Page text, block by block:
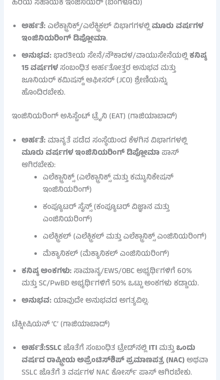
ಹಿರಿಯ ಸಹಾಯಕ ಇಂಜಿನಿಯರ್ (ಬೆಂಗಳೂರು)
ಅರ್ಹತೆ:ಎಲೆಕ್ಟ್ರಾನಿಕ್ಸ್/ಎಲೆಕ್ಟ್ರಿಕಲ್ ವಿಭಾಗಗಳಲ್ಲಿಮೂರು ವರ್ಷಗಳ
ಇಂಜಿನಿಯರಿಂಗ್ ಡಿಪ್ಲೋಮಾ.
ಅನುಭವ:ಭಾರತೀಯ ಸೇನೆ/ನೌಕಾದಳ/ವಾಯುಸೇನೆಯಲ್ಲಿಕನಿಷ್ಠ
15 ವರ್ಷಗಳಸಂಬಂಧಿತ ಅರ್ಹತೋತ್ತರ ಅನುಭವ ಮತ್ತು
ಜೂನಿಯರ್ ಕಮಿಷನ್ಡ್ ಆಫೀಸರ್ (JCO) ಶ್ರೇಣಿಯನ್ನು
ಹೊಂದಿರಬೇಕು.
ಇಂಜಿನಿಯರಿಂಗ್ ಅಸಿಸ್ಟೆಂಟ್ ಟ್ರೈನಿ (EAT) (ಗಾಜಿಯಾಬಾದ್)
ಅರ್ಹತೆ:ಮಾನ್ಯತೆ ಪಡೆದ ಸಂಸ್ಥೆಯಿಂದ ಕೆಳಗಿನ ವಿಭಾಗಗಳಲ್ಲಿ
ಮೂರು ವರ್ಷಗಳ ಇಂಜಿನಿಯರಿಂಗ್ ಡಿಪ್ಲೋಮಾಪಾಸ್
ಆಗಿರಬೇಕು:
ಎಲೆಕ್ಟ್ರಾನಿಕ್ಸ್ (ಎಲೆಕ್ಟ್ರಾನಿಕ್ಸ್ ಮತ್ತು ಕಮ್ಯುನಿಕೇಷನ್
ಇಂಜಿನಿಯರಿಂಗ್)
ಕಂಪ್ಯೂಟರ್ ಸೈನ್ಸ್ (ಕಂಪ್ಯೂಟರ್ ವಿಜ್ಞಾನ ಮತ್ತು
ಎಂಜಿನಿಯರಿಂಗ್)
ಎಲೆಕ್ಟ್ರಿಕಲ್ (ಎಲೆಕ್ಟ್ರಿಕಲ್ ಮತ್ತು ಎಲೆಕ್ಟ್ರಾನಿಕ್ಸ್ ಎಂಜಿನಿಯರಿಂಗ್)
ಮೆಕ್ಯಾನಿಕಲ್ (ಮೆಕ್ಯಾನಿಕಲ್ ಎಂಜಿನಿಯರಿಂಗ್)
ಕನಿಷ್ಠ ಅಂಕಗಳು:ಸಾಮಾನ್ಯ/EWS/OBC ಅಭ್ಯರ್ಥಿಗಳಿಗೆ 60%
ಮತ್ತು SC/PwBD ಅಭ್ಯರ್ಥಿಗಳಿಗೆ 50% ಒಟ್ಟು ಅಂಕಗಳು ಕಡ್ಡಾಯ.
ಅನುಭವ: ಯಾವುದೇ ಅನುಭವದ ಅಗತ್ಯವಿಲ್ಲ.
ಟೆಕ್ನೀಷಿಯನ್ ‘C’ (ಗಾಜಿಯಾಬಾದ್)
ಅರ್ಹತೆ:SSLCಜೊತೆಗೆ ಸಂಬಂಧಿತ ಟ್ರೇಡ್‌ನಲ್ಲಿITIಮತ್ತುಒಂದು
ವರ್ಷದ ರಾಷ್ಟ್ರೀಯ ಅಪ್ರೆಂಟಿಸ್‌ಶಿಪ್ ಪ್ರಮಾಣಪತ್ರ (NAC)ಅಥವಾ
SSLC ಜೊತೆಗೆ 3 ವರ್ಷಗಳ NAC ಕೋರ್ಸ್ ಪಾಸ್ ಆಗಿರಬೇಕು.